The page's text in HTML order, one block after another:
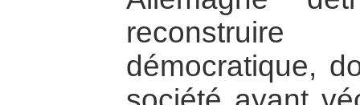
démocratique,